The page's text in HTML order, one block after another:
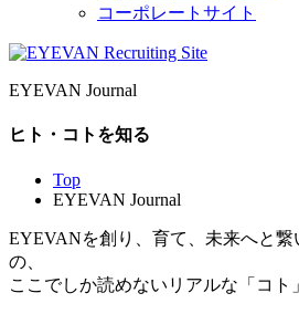
コーポレートサイト
EYEVAN Journal
ヒト・コトを知る
Top
EYEVAN Journal
EYEVANを創り、育て、未来へと繋
の、
ここでしか読めないリアルな「コト